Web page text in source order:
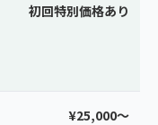
初回特別価格あり
¥25,000〜